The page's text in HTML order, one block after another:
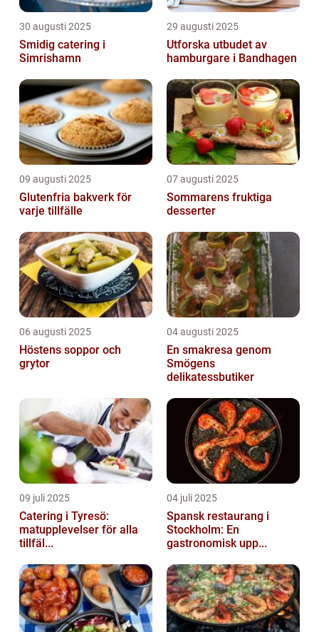
30 augusti 2025
Smidig catering i
Simrishamn
29 augusti 2025
Utforska utbudet av
hamburgare i Bandhagen
09 augusti 2025
Glutenfria bakverk för
varje tillfälle
07 augusti 2025
Sommarens fruktiga
desserter
06 augusti 2025
Höstens soppor och
grytor
04 augusti 2025
En smakresa genom
Smögens
delikatessbutiker
09 juli 2025
Catering i Tyresö:
matupplevelser för alla
tillfäl...
04 juli 2025
Spansk restaurang i
Stockholm: En
gastronomisk upp...